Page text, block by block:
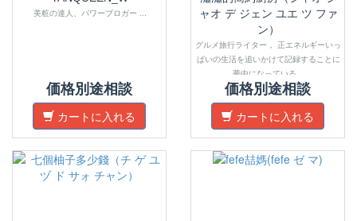
美粧の達人、パワーブロガー ...
価格別途相談
カートに入れる
ャオ デ ジェン ユエ ツ ファ
ン）
グルメ旅行ライター， 正エネルギーいっ
ぱいの生活を追いかけて記録することに
夢中になっている...
価格別途相談
カートに入れる